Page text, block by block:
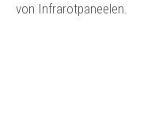
von Infrarotpaneelen.